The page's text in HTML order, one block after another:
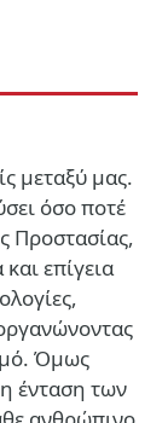
μεταξύ μας.
όσο ποτέ
Προστασίας,
επίγεια
Όμως
ένταση των